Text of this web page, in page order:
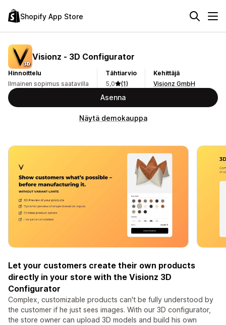
Shopify App Store
Visionz ‑ 3D Configurator
Hinnoittelu
Ilmainen sopimus saatavilla
Tähtiarvio
5,0
(1)
Kehittäjä
Visionz GmbH
Asenna
Näytä demokauppa
Let your customers create their own products
directly in your store with the Visionz 3D
Configurator
Complex, customizable products can't be fully understood by
the customer if he just sees images. With our 3D configurator,
the store owner can upload 3D models and build his own